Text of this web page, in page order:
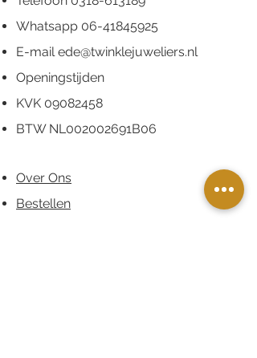
Whatsapp 06-41845925
E-mailede@twinklejuweliers.nl
Openingstijden
KVK 09082458
BTW NL002002691B06
Over Ons
Bestellen